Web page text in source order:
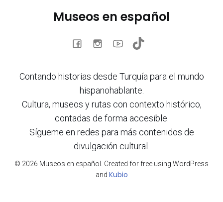
Museos en español
Contando historias desde Turquía para el mundo
hispanohablante.
Cultura, museos y rutas con contexto histórico,
contadas de forma accesible.
Sígueme en redes para más contenidos de
divulgación cultural.
© 2026 Museos en español. Created for free using WordPress
and Kubio